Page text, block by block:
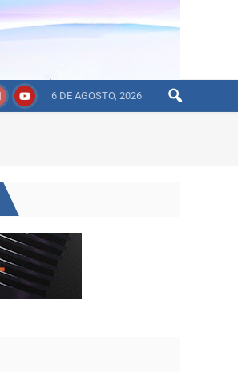
6 DE AGOSTO, 2026